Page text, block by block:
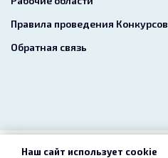
Правила проведения Конкурсов
Обратная связь
Наш сайт использует cookie